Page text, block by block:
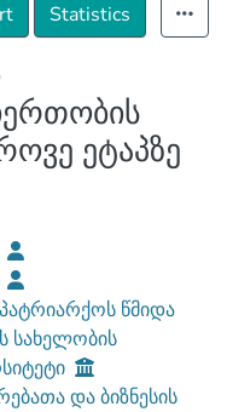
Statistics
ეტაპზე
წმიდა
სახელობის
და ბიზნესის